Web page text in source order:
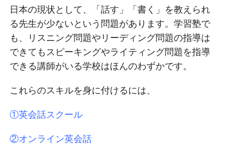
日本の現状として、「話す」「書く」を教えられ
る先生が少ないという問題があります。学習塾で
も、リスニング問題やリーディング問題の指導は
できてもスピーキングやライティング問題を指導
できる講師がいる学校はほんのわずかです。
これらのスキルを身に付けるには、
①英会話スクール
②オンライン英会話